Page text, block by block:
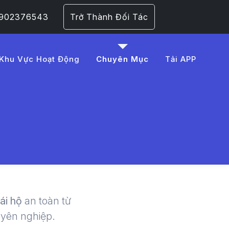
Trở Thành Đối Tác
Khu Vực Hoạt Động Chuyên Mục Tải APP
-
hộ an toàn từ
nghiệp.